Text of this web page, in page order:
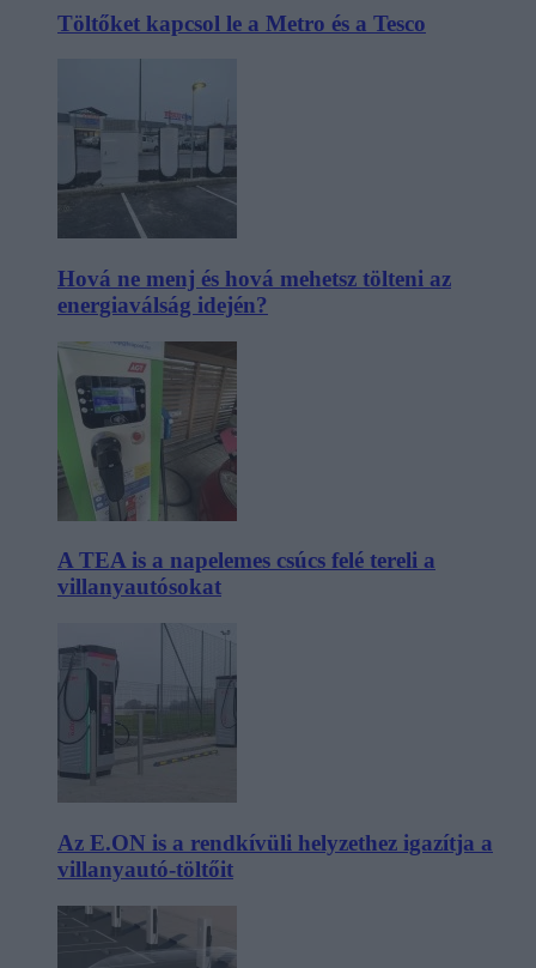
Töltőket kapcsol le a Metro és a Tesco
Hová ne menj és hová mehetsz tölteni az
energiaválság idején?
A TEA is a napelemes csúcs felé tereli a
villanyautósokat
Az E.ON is a rendkívüli helyzethez igazítja a
villanyautó-töltőit